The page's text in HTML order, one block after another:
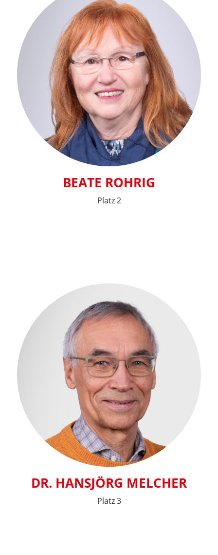
BEATE ROHRIG
Platz 2
DR. HANSJÖRG MELCHER
Platz 3